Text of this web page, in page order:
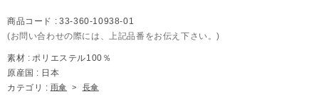
商品コード : 33-360-10938-01
(お問い合わせの際には、上記品番をお伝え下さい。)
素材 : ポリエステル100％
原産国 : 日本
カテゴリ : 雨傘 > 長傘